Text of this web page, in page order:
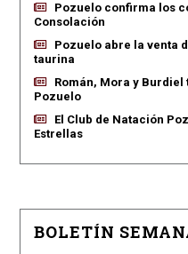
Pozuelo confirma los
Consolación
Pozuelo abre la venta
taurina
Román, Mora y
Pozuelo
El Club de Natación
Estrellas
BOLETÍN